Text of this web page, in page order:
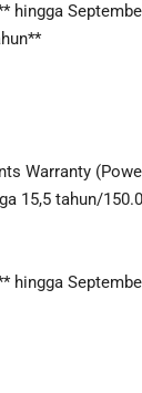
hingga
Warranty
15,5 tahun/
hingga